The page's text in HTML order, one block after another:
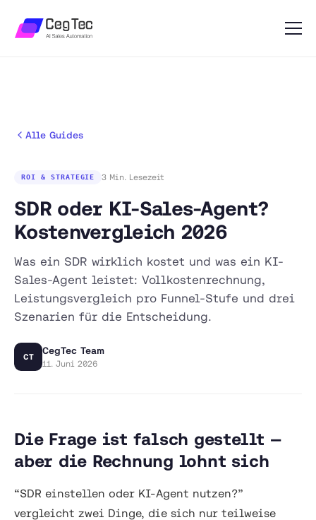
Alle Guides
ROI & STRATEGIE 3 Min. Lesezeit
SDR oder KI-Sales-Agent?
Kostenvergleich 2026
Was ein SDR wirklich kostet und was ein KI-
Sales-Agent leistet: Vollkostenrechnung,
Leistungsvergleich pro Funnel-Stufe und drei
Szenarien für die Entscheidung.
CT
CegTec Team
11. Juni 2026
Die Frage ist falsch gestellt —
aber die Rechnung lohnt sich
“SDR einstellen oder KI-Agent nutzen?”
vergleicht zwei Dinge, die sich nur teilweise